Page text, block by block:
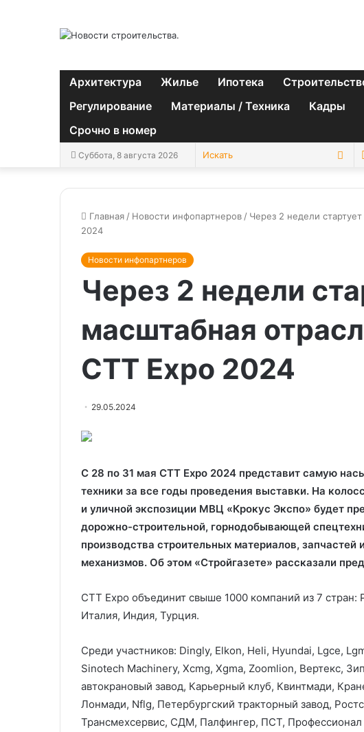
Архитектура Жилье Ипотека
Регулирование
Материалы / Техника Кадры
Срочно в номер
Суббота, 8 августа 2026
Главная / Новости инфопартнеров / Через 2 недели
2024
Новости инфопартнеров
Через 2 недели
масштабная
СТТ Expo 2024
29.05.2024
С 28 по 31 мая CTT Expo 2024 представит самую
техники за все годы проведения выставки. На
и уличной экспозиции МВЦ «Крокус Экспо» будет
дорожно-строительной, горнодобывающей
производства строительных материалов,
механизмов. Об этом «Стройгазете» рассказали
CTT Expo объединит свыше 1000 компаний из 7 стран:
Италия, Индия, Турция.
Среди участников: Dingly, Elkon, Heli, Hyundai, Lgce,
Sinotech Machinery, Xcmg, Xgma, Zoomlion, Вертекс,
автокрановый завод, Карьерный клуб, Квинтмади,
Лонмади, Nflg, Петербургский тракторный завод,
Трансмехсервис, СДМ, Палфингер, ПСТ, Профессионал